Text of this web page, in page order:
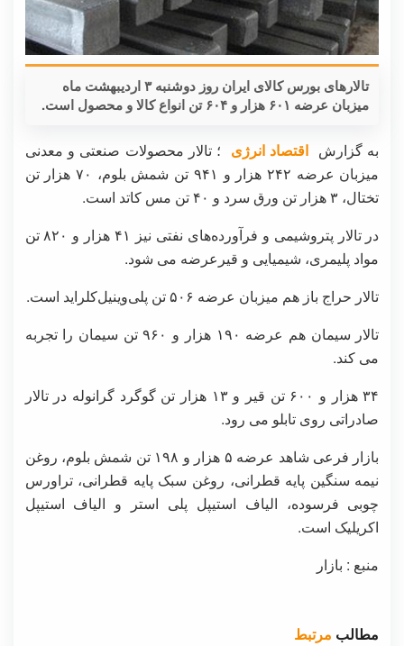
تالارهای بورس کالای ایران روز دوشنبه ۳ اردیبهشت ماه
میزبان عرضه ۶۰۱ هزار و ۶۰۴ تن انواع کالا و محصول است.
به گزارش اقتصاد انرژی ؛ تالار محصولات صنعتی و معدنی
میزبان عرضه ۲۴۲ هزار و ۹۴۱ تن شمش بلوم، ۷۰ هزار تن
تختال، ۳ هزار تن ورق سرد و ۴۰ تن مس کاتد است.
در تالار پتروشیمی و فرآورده‌های نفتی نیز ۴۱ هزار و ۸۲۰ تن
مواد پلیمری، شیمیایی و قیرعرضه می شود.
تالار حراج باز هم میزبان عرضه ۵۰۶ تن پلی‌وینیل‌کلراید است.
تالار سیمان هم عرضه ۱۹۰ هزار و ۹۶۰ تن سیمان را تجربه
می کند.
۳۴ هزار و ۶۰۰ تن قیر و ۱۳ هزار تن گوگرد گرانوله در تالار
صادراتی روی تابلو می رود.
بازار فرعی شاهد عرضه ۵ هزار و ۱۹۸ تن شمش بلوم، روغن
نیمه سنگین پایه قطرانی، روغن سبک پایه قطرانی، تراورس
چوبی فرسوده، الیاف استیپل پلی استر و الیاف استیپل
اکریلیک است.
منبع : بازار
مطالب مرتبط